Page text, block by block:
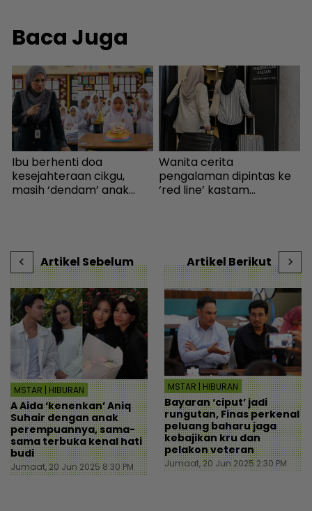
Baca Juga
Ibu berhenti doa
kesejahteraan cikgu,
masih ‘dendam’ anak
Wanita cerita
pengalaman dipintas ke
‘red line’ kastam
Artikel Sebelum
MSTAR | HIBURAN
A Aida ‘kenenkan’ Aniq
Suhair dengan anak
perempuannya, sama-
sama terbuka kenal hati
budi
Jumaat, 20 Jun 2025 8:30 PM
Artikel Berikut
MSTAR | HIBURAN
Bayaran ‘ciput’ jadi
rungutan, Finas perkenal
peluang baharu jaga
kebajikan kru dan
pelakon veteran
Jumaat, 20 Jun 2025 2:30 PM